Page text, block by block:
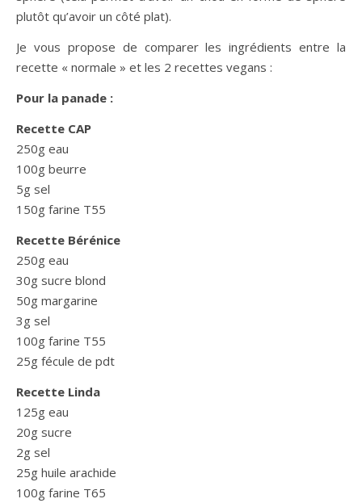
plutôt qu’avoir un côté plat).
Je vous propose de comparer les ingrédients entre la
recette « normale » et les 2 recettes vegans :
Pour la panade :
Recette CAP
250g eau
100g beurre
5g sel
150g farine T55
Recette Bérénice
250g eau
30g sucre blond
50g margarine
3g sel
100g farine T55
25g fécule de pdt
Recette Linda
125g eau
20g sucre
2g sel
25g huile arachide
100g farine T65